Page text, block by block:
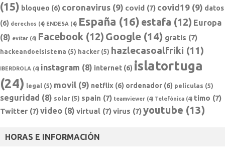
(15) bloqueo (6) coronavirus (9) covid (7) covid19 (9) datos
(6) derechos (4) ENDESA (4) España (16) estafa (12) Europa
(8) evitar (4) Facebook (12) Google (14) gratis (7)
hackeandoelsistema (5) hacker (5) hazlecasoalfriki (11)
IBERDROLA (4) instagram (8) internet (6) islatortuga
(24) legal (5) movil (9) netflix (6) ordenador (6) películas (5)
seguridad (8) solar (5) spain (7) teamviewer (4) Telefónica (4) timo (7)
Twitter (7)video (8) virtual (7)virus (7)youtube (13)
HORAS E INFORMACIÓN